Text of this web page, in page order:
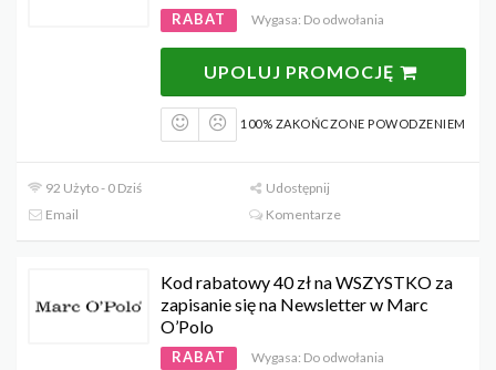
RABAT Wygasa: Do odwołania
UPOLUJ PROMOCJĘ
100% ZAKOŃCZONE POWODZENIEM
92 Użyto - 0 Dziś
Udostępnij
Email
Komentarze
Kod rabatowy 40 zł na WSZYSTKO za
zapisanie się na Newsletter w Marc
O’Polo
RABAT Wygasa: Do odwołania